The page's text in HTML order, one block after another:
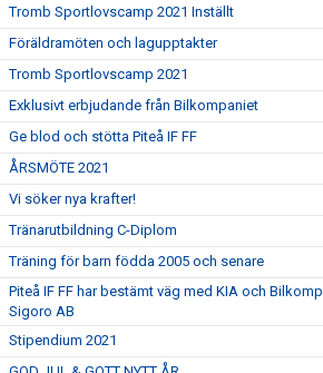
Tromb Sportlovscamp 2021 Inställt
Föräldramöten och lagupptakter
Tromb Sportlovscamp 2021
Exklusivt erbjudande från Bilkompaniet
Ge blod och stötta Piteå IF FF
ÅRSMÖTE 2021
Vi söker nya krafter!
Tränarutbildning C-Diplom
Träning för barn födda 2005 och senare
Piteå IF FF har bestämt väg med KIA och
Sigoro AB
Stipendium 2021